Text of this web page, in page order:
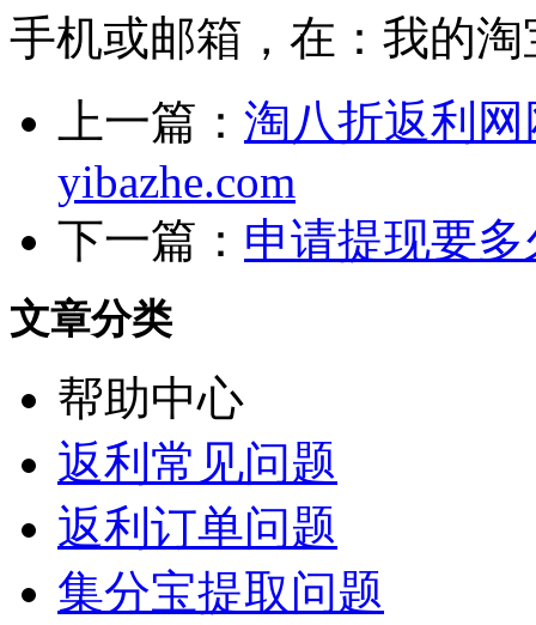
手机或邮箱，在：我的
上一篇： 淘八折返利网
yibazhe.com
下一篇： 申请提现要
文章分类
帮助中心
返利常见问题
返利订单问题
集分宝提取问题